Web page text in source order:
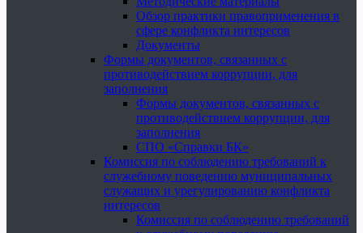
Обзор практики правоприменения в
сфере конфликта интересов
Документы
Формы документов, связанных с
противодействием коррупции, для
заполнения
Формы документов, связанных с
противодействием коррупции, для
заполнения
СПО «Справки БК»
Комиссия по соблюдению требований к
служебному поведению муниципальных
служащих и урегулированию конфликта
интересов
Комиссия по соблюдению требований